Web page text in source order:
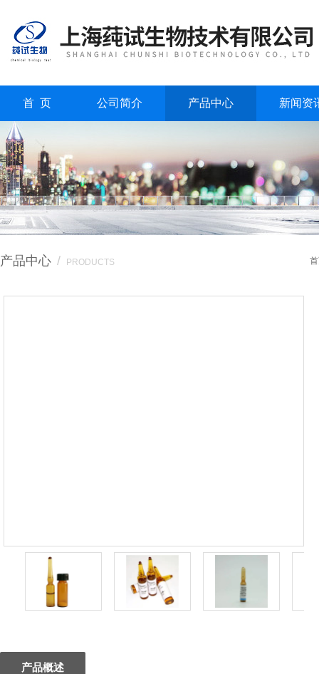
首 页 公司简介 产品中心 新闻资
产品中心 / PRODUCTS
产品概述